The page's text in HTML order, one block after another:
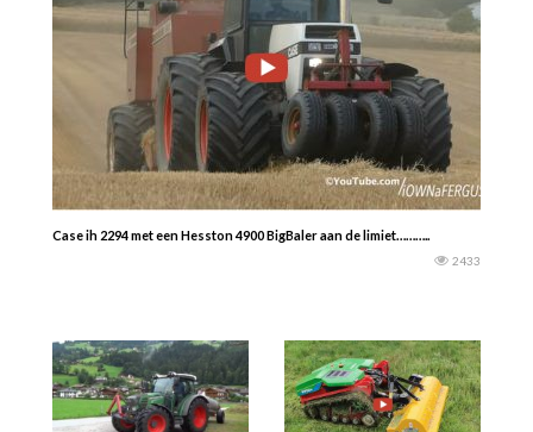
Case ih 2294 met een Hesston 4900 BigBaler aan de limiet………..
2433